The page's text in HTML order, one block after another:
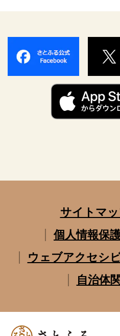
サイトマ
個人情報保
ウェブアクセシ
自治体